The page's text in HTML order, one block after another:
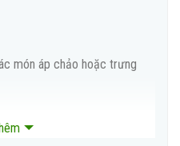
món áp chảo hoặc trưng
kể cả bếp từ.